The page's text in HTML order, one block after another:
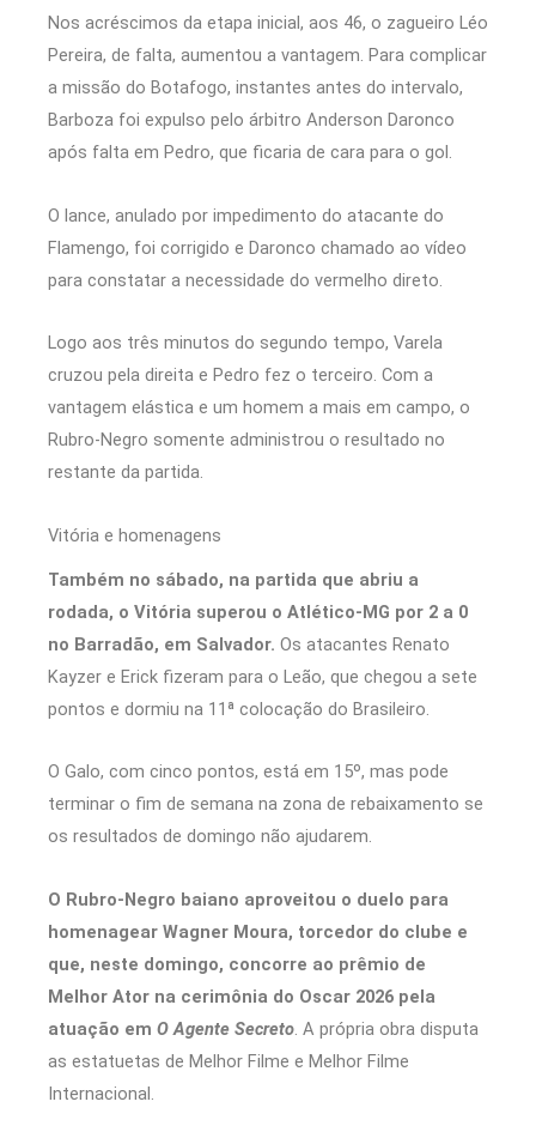
Nos acréscimos da etapa inicial, aos 46, o zagueiro Léo
Pereira, de falta, aumentou a vantagem. Para complicar
a missão do Botafogo, instantes antes do intervalo,
Barboza foi expulso pelo árbitro Anderson Daronco
após falta em Pedro, que ficaria de cara para o gol.
O lance, anulado por impedimento do atacante do
Flamengo, foi corrigido e Daronco chamado ao vídeo
para constatar a necessidade do vermelho direto.
Logo aos três minutos do segundo tempo, Varela
cruzou pela direita e Pedro fez o terceiro. Com a
vantagem elástica e um homem a mais em campo, o
Rubro-Negro somente administrou o resultado no
restante da partida.
Vitória e homenagens
Também no sábado, na partida que abriu a
rodada, o Vitória superou o Atlético-MG por 2 a 0
no Barradão, em Salvador. Os atacantes Renato
Kayzer e Erick fizeram para o Leão, que chegou a sete
pontos e dormiu na 11ª colocação do Brasileiro.
O Galo, com cinco pontos, está em 15º, mas pode
terminar o fim de semana na zona de rebaixamento se
os resultados de domingo não ajudarem.
O Rubro-Negro baiano aproveitou o duelo para
homenagear Wagner Moura, torcedor do clube e
que, neste domingo, concorre ao prêmio de
Melhor Ator na cerimônia do Oscar 2026 pela
atuação em O Agente Secreto. A própria obra disputa
as estatuetas de Melhor Filme e Melhor Filme
Internacional.